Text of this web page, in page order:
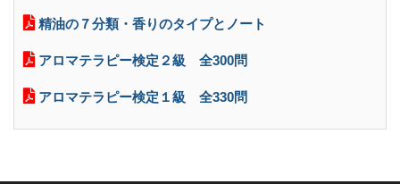
精油の７分類・香りのタイプとノート
アロマテラピー検定２級 全300問
アロマテラピー検定１級 全330問